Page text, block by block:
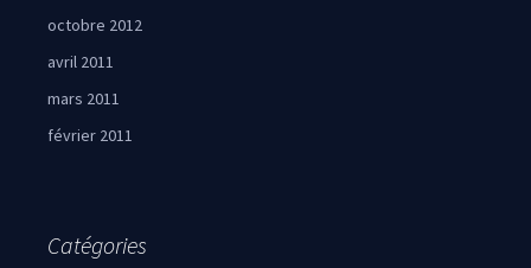
octobre 2012
avril 2011
mars 2011
février 2011
Catégories